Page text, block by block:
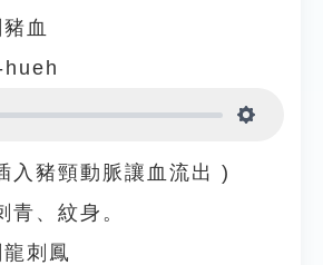
血
入豬頸動脈讓血流出 )
青、紋身。
龍刺鳳